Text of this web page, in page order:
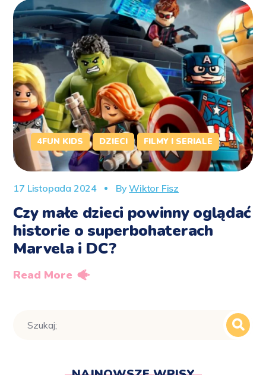
4FUN KIDS DZIECI FILMY I SERIALE
17 Listopada 2024 ByWiktor Fisz
Czy małe dzieci powinny oglądać
historie o superbohaterach
Marvela i DC?
Read More